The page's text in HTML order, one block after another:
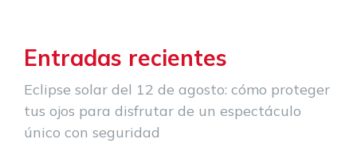
Entradas recientes
Eclipse solar del 12 de agosto: cómo proteger
tus ojos para disfrutar de un espectáculo
único con seguridad